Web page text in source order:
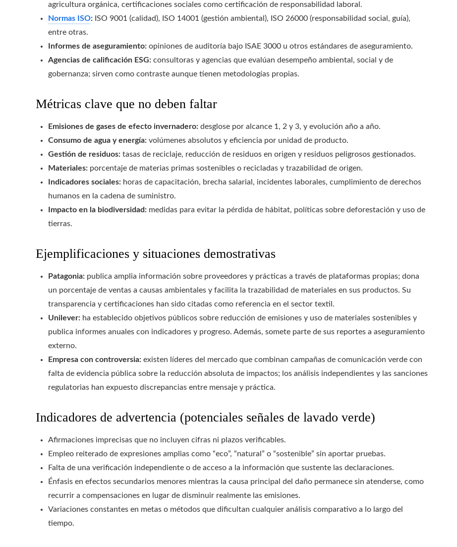
agricultura orgánica, certificaciones sociales como certificación de responsabilidad laboral.
Normas ISO: ISO 9001 (calidad), ISO 14001 (gestión ambiental), ISO 26000 (responsabilidad social, guía),
entre otras.
Informes de aseguramiento: opiniones de auditoría bajo ISAE 3000 u otros estándares de aseguramiento.
Agencias de calificación ESG: consultoras y agencias que evalúan desempeño ambiental, social y de
gobernanza; sirven como contraste aunque tienen metodologías propias.
Métricas clave que no deben faltar
Emisiones de gases de efecto invernadero: desglose por alcance 1, 2 y 3, y evolución año a año.
Consumo de agua y energía: volúmenes absolutos y eficiencia por unidad de producto.
Gestión de residuos: tasas de reciclaje, reducción de residuos en origen y residuos peligrosos gestionados.
Materiales: porcentaje de materias primas sostenibles o recicladas y trazabilidad de origen.
Indicadores sociales: horas de capacitación, brecha salarial, incidentes laborales, cumplimiento de derechos
humanos en la cadena de suministro.
Impacto en la biodiversidad: medidas para evitar la pérdida de hábitat, políticas sobre deforestación y uso de
tierras.
Ejemplificaciones y situaciones demostrativas
Patagonia: publica amplia información sobre proveedores y prácticas a través de plataformas propias; dona
un porcentaje de ventas a causas ambientales y facilita la trazabilidad de materiales en sus productos. Su
transparencia y certificaciones han sido citadas como referencia en el sector textil.
Unilever: ha establecido objetivos públicos sobre reducción de emisiones y uso de materiales sostenibles y
publica informes anuales con indicadores y progreso. Además, somete parte de sus reportes a aseguramiento
externo.
Empresa con controversia: existen líderes del mercado que combinan campañas de comunicación verde con
falta de evidencia pública sobre la reducción absoluta de impactos; los análisis independientes y las sanciones
regulatorias han expuesto discrepancias entre mensaje y práctica.
Indicadores de advertencia (potenciales señales de lavado verde)
Afirmaciones imprecisas que no incluyen cifras ni plazos verificables.
Empleo reiterado de expresiones amplias como “eco”, “natural” o “sostenible” sin aportar pruebas.
Falta de una verificación independiente o de acceso a la información que sustente las declaraciones.
Énfasis en efectos secundarios menores mientras la causa principal del daño permanece sin atenderse, como
recurrir a compensaciones en lugar de disminuir realmente las emisiones.
Variaciones constantes en metas o métodos que dificultan cualquier análisis comparativo a lo largo del
tiempo.